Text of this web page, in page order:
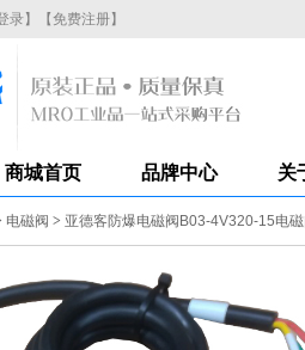
录】 【免费注册】
商城首页 品牌中心 关
电磁阀 > 亚德客防爆电磁阀B03-4V320-15电